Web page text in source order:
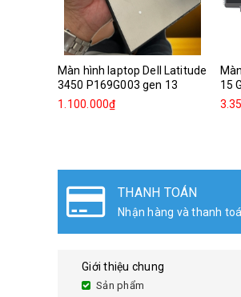
Màn hình laptop Dell Latitude
3450 P169G003 gen 13
1.100.000₫
15
THANH TOÁN
Nhận hàng và thanh
Giới thiệu chung
Sản phẩm